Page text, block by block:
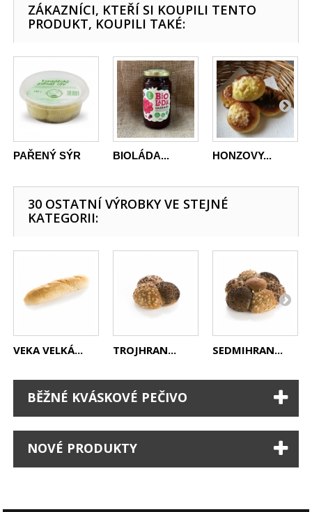
ZÁKAZNÍCI, KTEŘÍ SI KOUPILI TENTO
PRODUKT, KOUPILI TAKÉ:
PAŘENÝ SÝR BIOLÁDA... HONZOVY...
30 OSTATNÍ VÝROBKY VE STEJNÉ
KATEGORII:
VEKA VELKÁ... TROJHRAN... SEDMIHRAN...
BĚŽNÉ KVÁSKOVÉ PEČIVO
NOVÉ PRODUKTY